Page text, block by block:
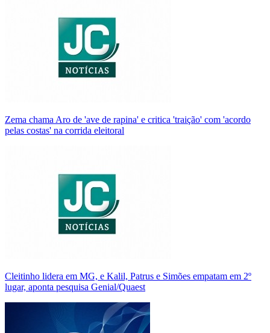
Zema chama Aro de 'ave de rapina' e critica 'traição' com 'acordo
pelas costas' na corrida eleitoral
Cleitinho lidera em MG, e Kalil, Patrus e Simões empatam em 2º
lugar, aponta pesquisa Genial/Quaest